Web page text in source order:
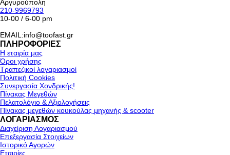
Αργυρούπολη
210-9969793
10-00 / 6-00 pm
EMAIL:info@toofast.gr
ΠΛΗΡΟΦΟΡΙΕΣ
Η εταιρία μας
Όροι χρήσης
Τραπεζικοί λογαριασμοί
Πολιτική Cookies
Συνεργασία Χονδρικής!
Πίνακας Μεγεθών
Πελατολόγιο & Αξιολογήσεις
Πίνακας μεγεθών κουκούλας μηχανής & scooter
ΛΟΓΑΡΙΑΣΜΟΣ
Διαχείριση Λογαριασμού
Επεξεργασία Στοιχείων
Ιστορικό Αγορών
Εταιρίες